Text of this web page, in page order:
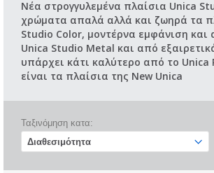
Νέα στρογγυλεμένα πλαίσια Unica
χρώματα απαλά αλλά και ζωηρά τα
Studio Color, μοντέρνα εμφάνιση και
Unica Studio Metal και από
υπάρχει κάτι καλύτερο από το Unica
είναι τα πλαίσια της New Unica
Ταξινόμηση κατα: